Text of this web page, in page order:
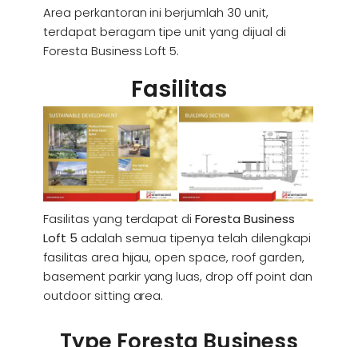
Area perkantoran ini berjumlah 30 unit,
terdapat beragam tipe unit yang dijual di
Foresta Business Loft 5.
Fasilitas
Fasilitas yang terdapat diForesta Business
Loft 5 adalah semua tipenya telah dilengkapi
fasilitas area hijau, open space, roof garden,
basement parkir yang luas, drop off point dan
outdoor sitting area.